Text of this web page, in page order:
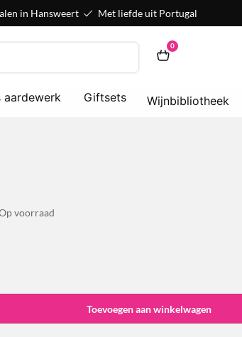
in Hansweert Met liefde uit Portugal
0
aardewerk Giftsets Wijnbibliotheek
voorraad
Toevoegen aan winkelwagen